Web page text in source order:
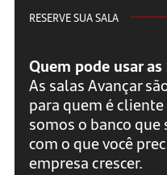
RESERVE SUA SALA
Quem pode usar
As salas Avançar
para quem é
somos o banco
com o que você
empresa crescer.